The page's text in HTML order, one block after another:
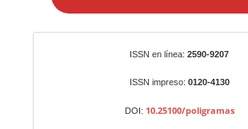
a
ISSN en línea: 2590-9207
ISSN impreso: 0120-4130
DOI: 10.25100/poligramas